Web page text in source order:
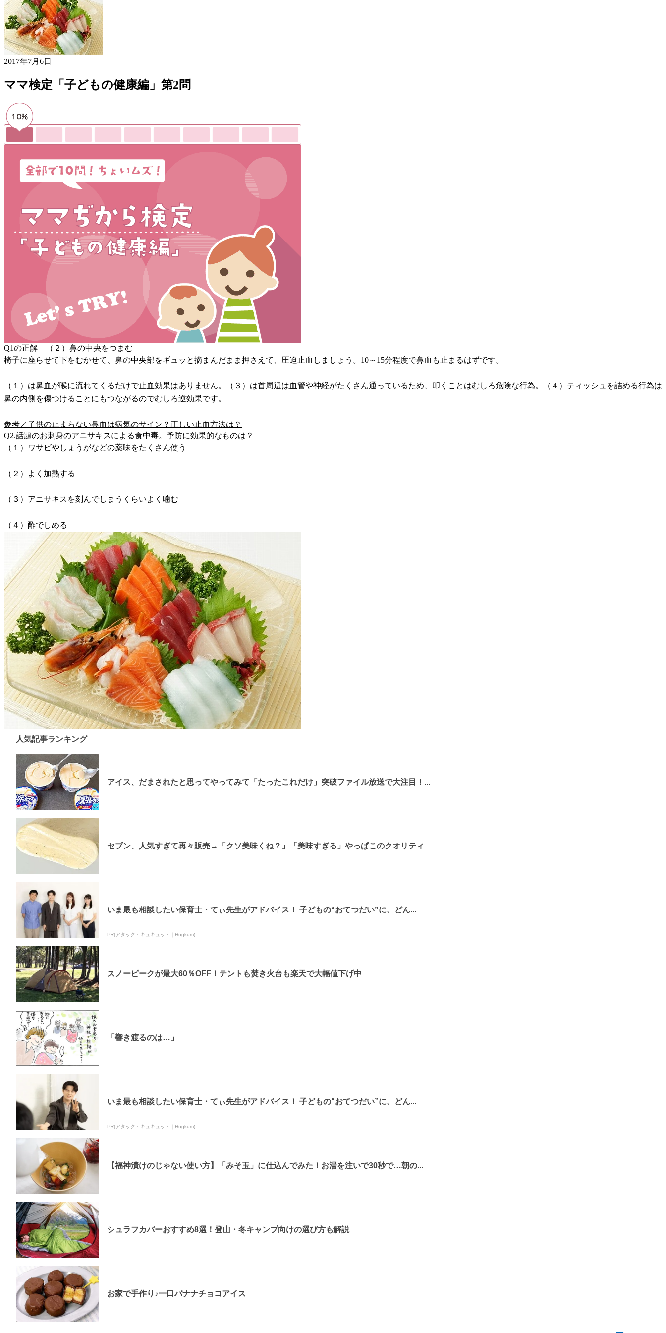
2017年7月6日
ママ検定「子どもの健康編」第2問
Q1の正解 （２）鼻の中央をつまむ
椅子に座らせて下をむかせて、鼻の中央部をギュッと摘まんだまま押さえて、圧迫止血しましょう。10～15分程度で鼻血も止まるはずです。
（１）は鼻血が喉に流れてくるだけで止血効果はありません。（３）は首周辺は血管や神経がたくさん通っているため、叩くことはむしろ危険な行為。（４）ティッシュを詰める行為は
鼻の内側を傷つけることにもつながるのでむしろ逆効果です。
参考／子供の止まらない鼻血は病気のサイン？正しい止血方法は？
Q2.話題のお刺身のアニサキスによる食中毒。予防に効果的なものは？
（１）ワサビやしょうがなどの薬味をたくさん使う
（２）よく加熱する
（３）アニサキスを刻んでしまうくらいよく噛む
（４）酢でしめる
人気記事ランキング
アイス、だまされたと思ってやってみて「たったこれだけ」突破ファイル放送で大注目！...
セブン、人気すぎて再々販売→「クソ美味くね？」「美味すぎる」やっぱこのクオリティ...
いま最も相談したい保育士・てぃ先生がアドバイス！ 子どもの“おてつだい”に、どん...
PR(アタック・キュキュット｜Hugkum)
スノーピークが最大60％OFF！テントも焚き火台も楽天で大幅値下げ中
「響き渡るのは…」
いま最も相談したい保育士・てぃ先生がアドバイス！ 子どもの“おてつだい”に、どん...
PR(アタック・キュキュット｜Hugkum)
【福神漬けのじゃない使い方】「みそ玉」に仕込んでみた！お湯を注いで30秒で…朝の...
シュラフカバーおすすめ8選！登山・冬キャンプ向けの選び方も解説
お家で手作り♪一口バナナチョコアイス